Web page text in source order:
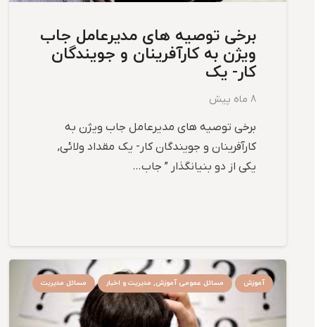
برخی توصیه های مدیرعامل جاب
ویژن به کارآفرینان و جویندگان
کار- یک
8 ماه پیش
برخی توصیه های مدیرعامل جاب ویژن به
کارآفرینان و جویندگان کار- یک مقداد ولائی,
یکی از دو بنیانگذار ” جاب…
آموزش مسائل عمومی آموزش, مدیریت و اخبار مسائل مدیریت